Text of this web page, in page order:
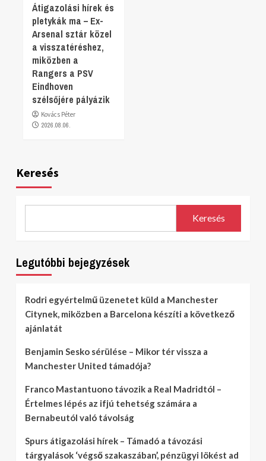
Átigazolási hírek és
pletykák ma – Ex-
Arsenal sztár közel
a visszatéréshez,
miközben a
Rangers a PSV
Eindhoven
szélsőjére pályázik
Kovács Péter
2026.08.06.
Keresés
Keresés
Legutóbbi bejegyzések
Rodri egyértelmű üzenetet küld a Manchester
Citynek, miközben a Barcelona készíti a következő
ajánlatát
Benjamin Sesko sérülése – Mikor tér vissza a
Manchester United támadója?
Franco Mastantuono távozik a Real Madridtól –
Értelmes lépés az ifjú tehetség számára a
Bernabeutól való távolság
Spurs átigazolási hírek – Támadó a távozási
tárgyalások ‘végső szakaszában’, pénzügyi lökést ad